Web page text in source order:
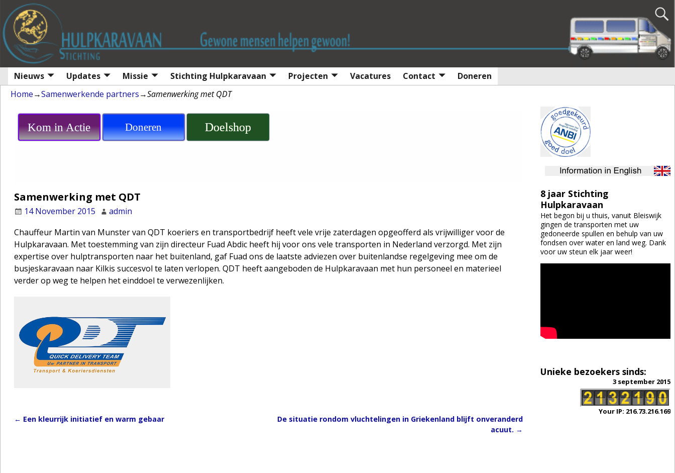
Nieuws Updates Missie Stichting Hulpkaravaan Projecten Vacatures Contact
Doneren
Home→Samenwerkende partners→Samenwerking met QDT
Kom in Actie Doneren Doelshop
Samenwerking met QDT
14 November 2015
admin
Chauffeur Martin van Munster van QDT koeriers en transportbedrijf heeft vele vrije zaterdagen opgeofferd als vrijwilliger voor de
Hulpkaravaan. Met toestemming van zijn directeur Fuad Abdic heeft hij voor ons vele transporten in Nederland verzorgd. Met zijn
expertise over hulptransporten naar het buitenland, gaf Fuad ons de laatste adviezen over buitenlandse regelgeving mee om de
busjeskaravaan naar Kilkis succesvol te laten verlopen. QDT heeft aangeboden de Hulpkaravaan met hun personeel en materieel
verder op weg te helpen het einddoel te verwezenlijken.
← Een kleurrijk initiatief en warm gebaar
De situatie rondom vluchtelingen in Griekenland blijft onveranderd
acuut. →
8 jaar Stichting
Hulpkaravaan
Het begon bij u thuis, vanuit Bleiswijk
gingen de transporten met uw
gedoneerde spullen en behulp van uw
fondsen over water en land weg. Dank
voor uw steun elk jaar weer!
Unieke bezoekers sinds:
3 september 2015
Your IP: 216.73.216.169